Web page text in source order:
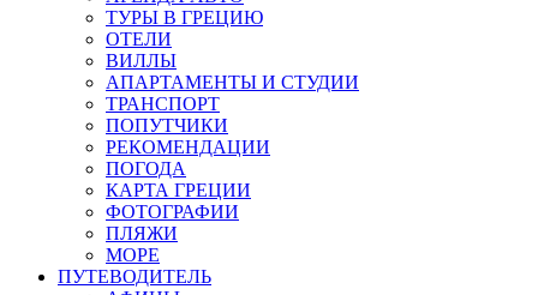
ТУРЫ В ГРЕЦИЮ
ОТЕЛИ
ВИЛЛЫ
АПАРТАМЕНТЫ И СТУДИИ
ТРАНСПОРТ
ПОПУТЧИКИ
РЕКОМЕНДАЦИИ
ПОГОДА
КАРТА ГРЕЦИИ
ФОТОГРАФИИ
ПЛЯЖИ
МОРЕ
ПУТЕВОДИТЕЛЬ